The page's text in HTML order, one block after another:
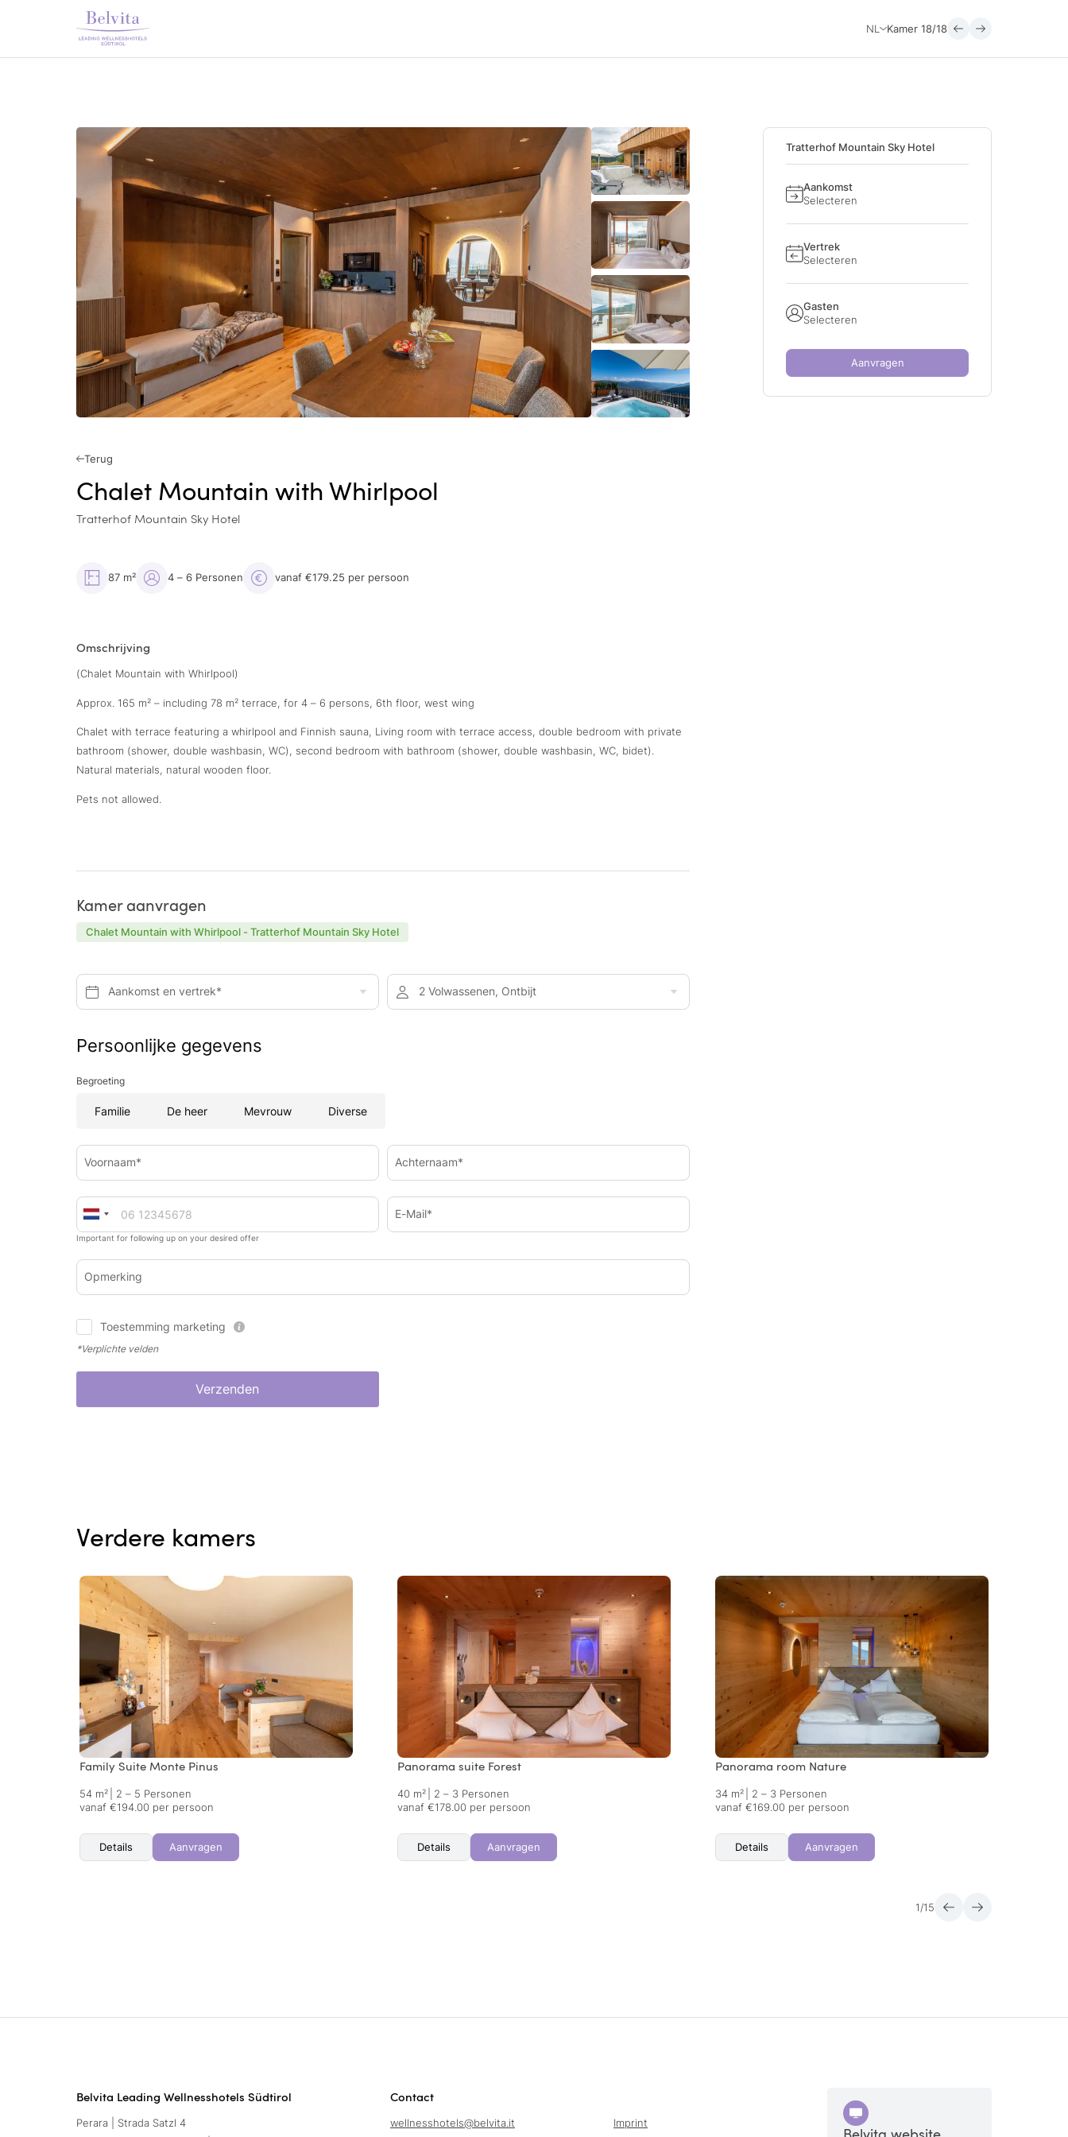
NL Kamer 18/18
Terug
Chalet Mountain with Whirlpool
Tratterhof Mountain Sky Hotel
87 m² 4 – 6 Personen vanaf €179.25 per persoon
Omschrijving
(Chalet Mountain with Whirlpool)
Approx. 165 m² – including 78 m² terrace, for 4 – 6 persons, 6th floor, west wing
Chalet with terrace featuring a whirlpool and Finnish sauna, Living room with terrace access, double bedroom with private
bathroom (shower, double washbasin, WC), second bedroom with bathroom (shower, double washbasin, WC, bidet).
Natural materials, natural wooden floor.
Pets not allowed.
Tratterhof Mountain Sky Hotel
Aankomst
Selecteren
Vertrek
Selecteren
Gasten
Selecteren
Aanvragen
Kamer aanvragen
Chalet Mountain with Whirlpool - Tratterhof Mountain Sky Hotel
Aankomst en vertrek* 2 Volwassenen, Ontbijt
Persoonlijke gegevens
Begroeting
Familie De heer Mevrouw Diverse
Voornaam* Achternaam*
Important for following up on your desired offer
E-Mail*
Opmerking
Toestemming marketing
*Verplichte velden
Verzenden
Verdere kamers
Family Suite Monte Pinus
54 m²
2 – 5 Personen
vanaf €194.00 per persoon
Details Aanvragen
Panorama suite Forest
40 m²
2 – 3 Personen
vanaf €178.00 per persoon
Details Aanvragen
Panorama room Nature
34 m²
2 – 3 Personen
vanaf €169.00 per persoon
Details Aanvragen
1 /15
Belvita Leading Wellnesshotels Südtirol
Perara | Strada Satzl 4
Contact
wellnesshotels@belvita.it
Imprint